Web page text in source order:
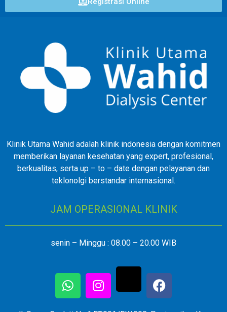
Klinik Utama Wahid adalah klinik indonesia dengan komitmen
memberikan layanan kesehatan yang expert, profesional,
berkualitas, serta up – to – date dengan pelayanan dan
teklonolgi berstandar internasional.
JAM OPERASIONAL KLINIK
senin – Minggu : 08.00 – 20.00 WIB